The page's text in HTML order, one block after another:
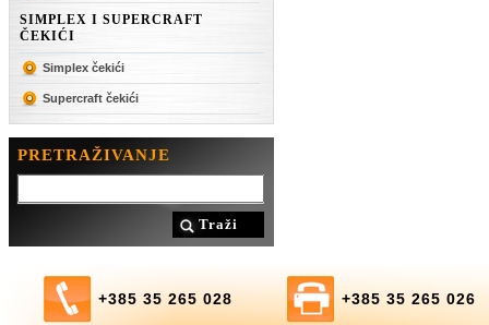
SIMPLEX I SUPERCRAFT
ČEKIĆI
Simplex čekići
Supercraft čekići
PRETRAŽIVANJE
Traži
+385 35 265 028 +385 35 265 026